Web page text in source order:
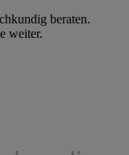
beraten.
weiter.